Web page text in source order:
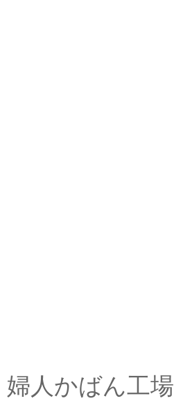
婦人かばん工場